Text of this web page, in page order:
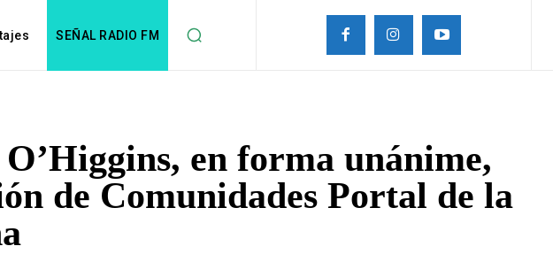
SEÑAL RADIO FM
en forma unánime,
de Comunidades Portal de la